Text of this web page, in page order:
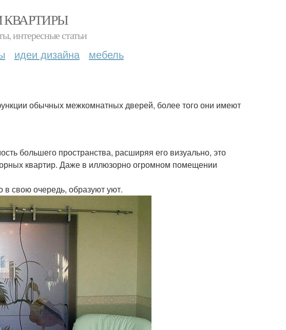
КВАРТИРЫ
интересные статьи
идеи дизайна мебель
обычных межкомнатных дверей, более того они имеют
большего пространства, расширяя его визуально, это
квартир. Даже в иллюзорно огромном помещении
в свою очередь, образуют уют.